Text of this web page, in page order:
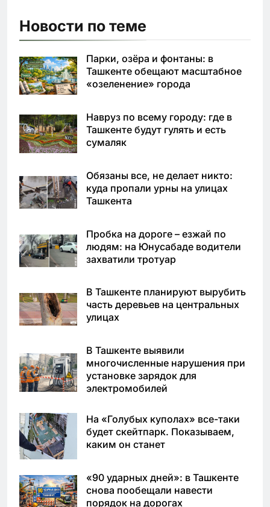
Новости по теме
Парки, озёра и фонтаны: в
Ташкенте обещают масштабное
«озеленение» города
Навруз по всему городу: где в
Ташкенте будут гулять и есть
сумаляк
Обязаны все, не делает никто:
куда пропали урны на улицах
Ташкента
Пробка на дороге – езжай по
людям: на Юнусабаде водители
захватили тротуар
В Ташкенте планируют вырубить
часть деревьев на центральных
улицах
В Ташкенте выявили
многочисленные нарушения при
установке зарядок для
электромобилей
На «Голубых куполах» все-таки
будет скейтпарк. Показываем,
каким он станет
«90 ударных дней»: в Ташкенте
снова пообещали навести
порядок на дорогах